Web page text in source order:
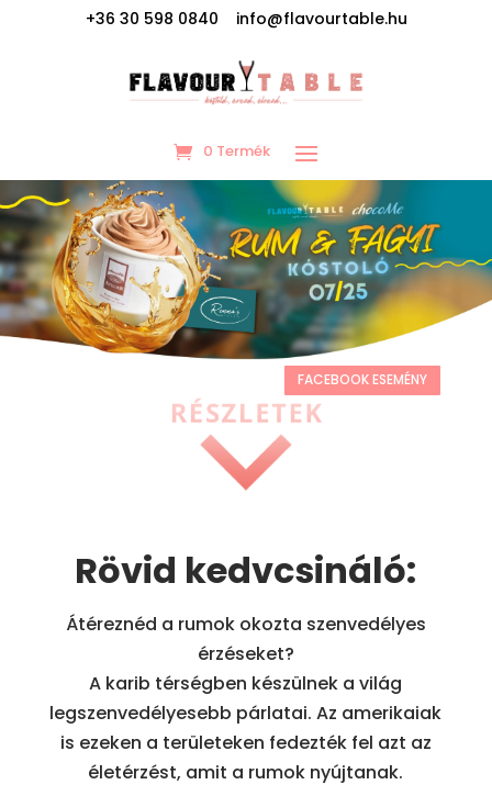
+36 30 598 0840 info@flavourtable.hu
0 Termék
FACEBOOK ESEMÉNY
Rövid kedvcsináló:
Átéreznéd a rumok okozta szenvedélyes
érzéseket?
A karib térségben készülnek a világ
legszenvedélyesebb párlatai. Az amerikaiak
is ezeken a területeken fedezték fel azt az
életérzést, amit a rumok nyújtanak.